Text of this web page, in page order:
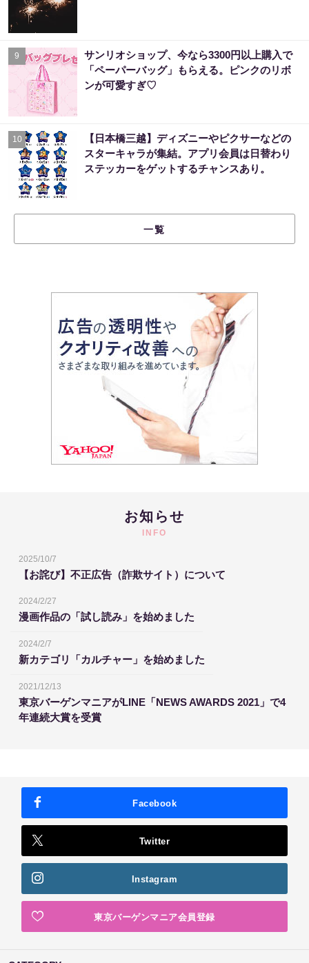
9
サンリオショップ、今なら3300円以上購入で
「ペーパーバッグ」もらえる。ピンクのリボ
ンが可愛すぎ♡
10
【日本橋三越】ディズニーやピクサーなどの
スターキャラが集結。アプリ会員は日替わり
ステッカーをゲットするチャンスあり。
一覧
お知らせ
INFO
2025/10/7
【お詫び】不正広告（詐欺サイト）について
2024/2/27
漫画作品の「試し読み」を始めました
2024/2/7
新カテゴリ「カルチャー」を始めました
2021/12/13
東京バーゲンマニアがLINE「NEWS AWARDS 2021」で4
年連続大賞を受賞
Facebook
Twitter
Instagram
東京バーゲンマニア会員登録